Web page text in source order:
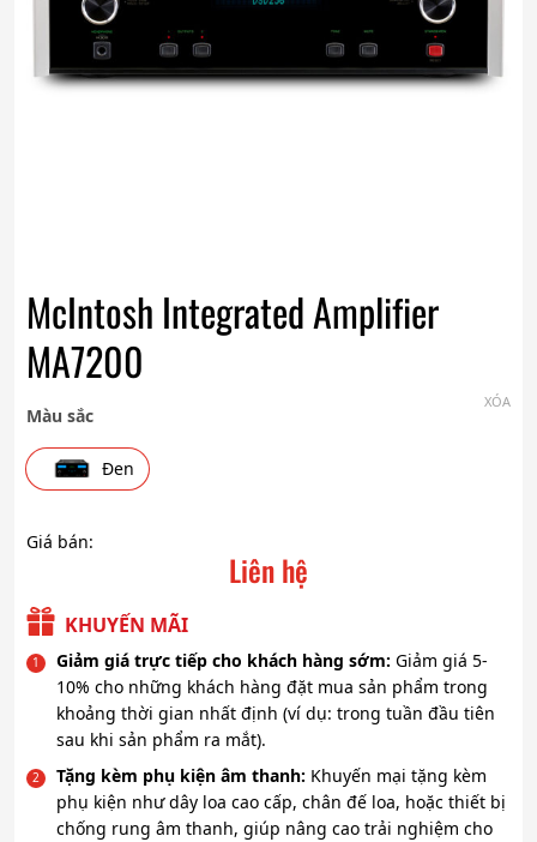
McIntosh Integrated Amplifier
MA7200
Màu sắc
Đen
XÓA
Giá bán:
Liên hệ
KHUYẾN MÃI
Giảm giá trực tiếp cho khách hàng sớm: Giảm giá 5-
10% cho những khách hàng đặt mua sản phẩm trong
khoảng thời gian nhất định (ví dụ: trong tuần đầu tiên
sau khi sản phẩm ra mắt).
Tặng kèm phụ kiện âm thanh: Khuyến mại tặng kèm
phụ kiện như dây loa cao cấp, chân đế loa, hoặc thiết bị
chống rung âm thanh, giúp nâng cao trải nghiệm cho